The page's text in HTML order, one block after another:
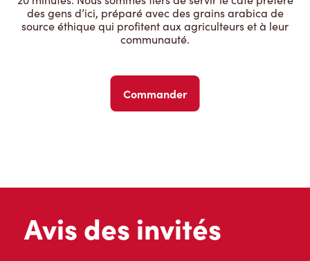
des gens d’ici, préparé avec des grains arabica de
source éthique qui profitent aux agriculteurs et à leur
communauté.
Commander
Avis des invités